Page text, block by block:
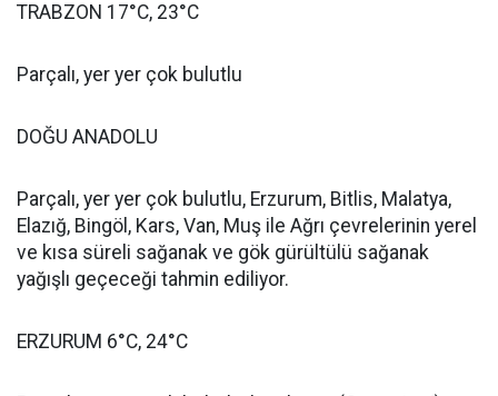
TRABZON 17°C, 23°C
Parçalı, yer yer çok bulutlu
DOĞU ANADOLU
Parçalı, yer yer çok bulutlu, Erzurum, Bitlis, Malatya,
Elazığ, Bingöl, Kars, Van, Muş ile Ağrı çevrelerinin yerel
ve kısa süreli sağanak ve gök gürültülü sağanak
yağışlı geçeceği tahmin ediliyor.
ERZURUM 6°C, 24°C